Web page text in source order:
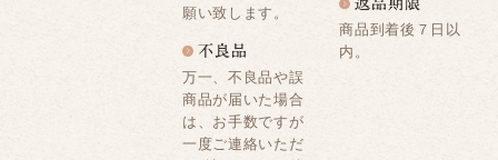
願い致します。
万一、不良品や誤
商品が届いた場合
は、お手数ですが
一度ご連絡いただ
商品到着後７日以
内。